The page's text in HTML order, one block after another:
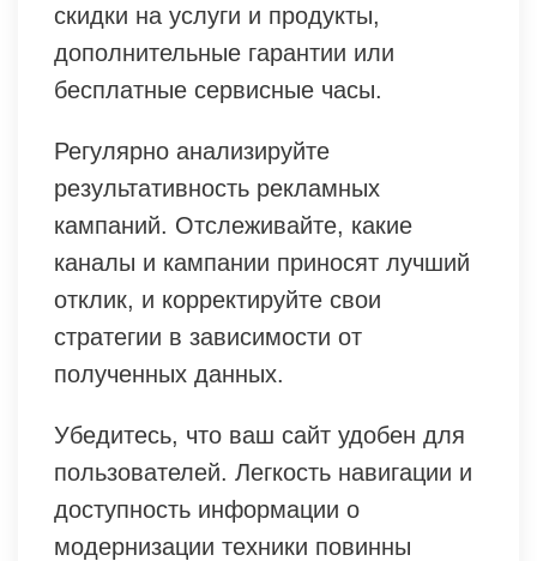
скидки на услуги и продукты,
дополнительные гарантии или
бесплатные сервисные часы.
Регулярно анализируйте
результативность рекламных
кампаний. Отслеживайте, какие
каналы и кампании приносят лучший
отклик, и корректируйте свои
стратегии в зависимости от
полученных данных.
Убедитесь, что ваш сайт удобен для
пользователей. Легкость навигации и
доступность информации о
модернизации техники повинны